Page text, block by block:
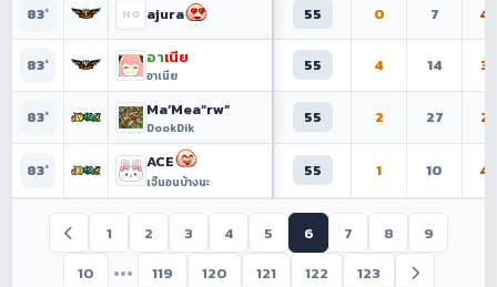
83° ajura 55 0 7
83° อาเนีย
อาเนีย
55 4 14 37
83° Ma‘Mea“rw“
DookDik
55 2 27
83° ACE
เจ๊นอนบ้างนะ
55 1 10
1 2 3 4 5 6 7 8
9
10
••• 119 120 121 122 123